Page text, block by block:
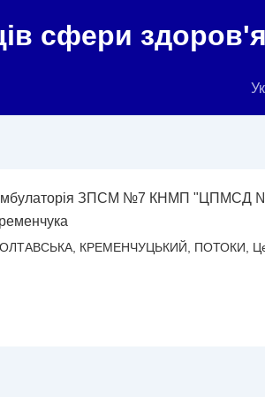
сфери здоров'я
ЗПСМ №7 КНМП "ЦПМСД
КРЕМЕНЧУЦЬКИЙ, ПОТОКИ,